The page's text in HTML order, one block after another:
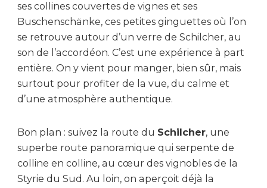
ses collines couvertes de vignes et ses
Buschenschänke, ces petites ginguettes où l’on
se retrouve autour d’un verre de Schilcher, au
son de l’accordéon. C’est une expérience à part
entière. On y vient pour manger, bien sûr, mais
surtout pour profiter de la vue, du calme et
d’une atmosphère authentique.
Bon plan : suivez la route du Schilcher, une
superbe route panoramique qui serpente de
colline en colline, au cœur des vignobles de la
Styrie du Sud. Au loin, on aperçoit déjà la